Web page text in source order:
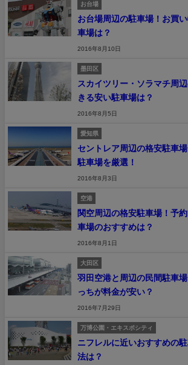
お台場
お台場周辺の駐車場！お買
車場は？
2016年8月10日
墨田区
スカイツリー・ソラマチ周
きる安い駐車場は？
2016年8月5日
愛知県
セントレア周辺の格安駐車
駐車場を厳選！
2016年8月3日
空港
関空周辺の格安駐車場！予
車場のおすすめは？
2016年8月1日
大田区
羽田空港と周辺の民間駐車
っちが料金が安い？
2016年7月29日
万博公園・エキスポシティ
ニフレルに近いおすすめの
法は？